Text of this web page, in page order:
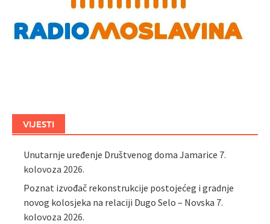
VIJESTI
Unutarnje uređenje Društvenog doma Jamarice 7.
kolovoza 2026.
Poznat izvođač rekonstrukcije postojećeg i gradnje
novog kolosjeka na relaciji Dugo Selo – Novska 7.
kolovoza 2026.